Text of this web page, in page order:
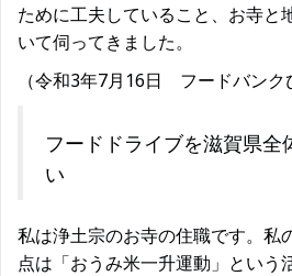
ために工夫していること、お寺と
いて伺ってきました。
（令和3年7月16日 フードバンク
フードドライブを滋賀県全
い
私は浄土宗のお寺の住職です。私
点は「おうみ米一升運動」という